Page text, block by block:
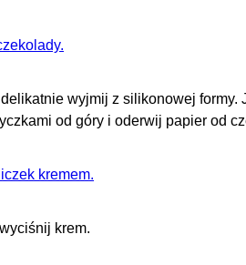
wyjmij z silikonowej formy.
od góry i oderwij papier od
krem.